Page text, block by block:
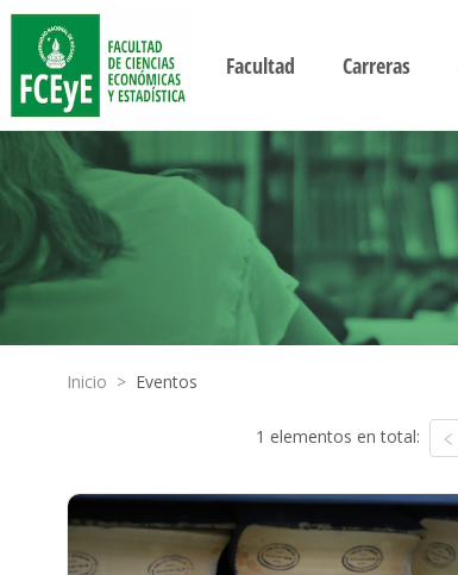
Facultad Carreras
Inicio > Eventos
1 elementos en total: